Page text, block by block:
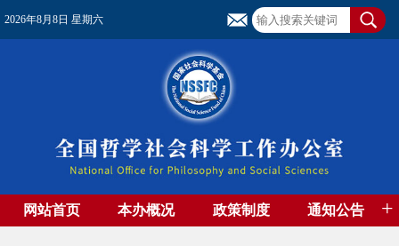
2026年8月8日 星期六
网站首页 本办概况 政策制度 通知公告 +